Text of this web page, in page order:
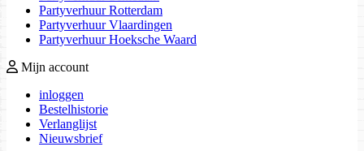
Partyverhuur Rotterdam
Partyverhuur Vlaardingen
Partyverhuur Hoeksche Waard
Mijn account
inloggen
Bestelhistorie
Verlanglijst
Nieuwsbrief